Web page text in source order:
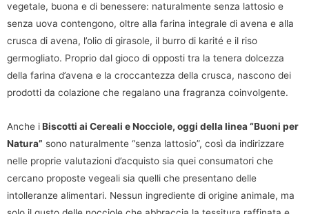
vegetale, buona e di benessere: naturalmente senza lattosio e
senza uova contengono, oltre alla farina integrale di avena e alla
crusca di avena, l’olio di girasole, il burro di karité e il riso
germogliato. Proprio dal gioco di opposti tra la tenera dolcezza
della farina d’avena e la croccantezza della crusca, nascono dei
prodotti da colazione che regalano una fragranza coinvolgente.
Anche iBiscotti ai Cereali e Nocciole, oggi della linea “Buoni per
Natura” sono naturalmente “senza lattosio”, così da indirizzare
nelle proprie valutazioni d’acquisto sia quei consumatori che
cercano proposte vegeali sia quelli che presentano delle
intolleranze alimentari. Nessun ingrediente di origine animale, ma